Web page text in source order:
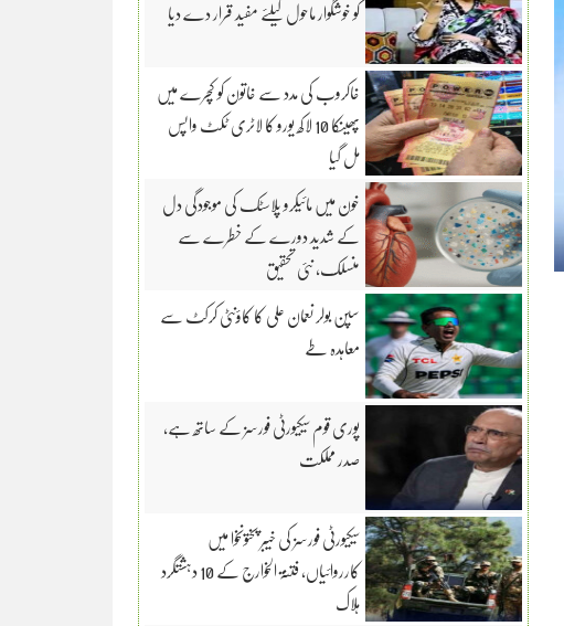
کو خوشگوار ماحول کیلئے مفید قرار دے دیا
خاکروب کی مدد سے خاتون کو کچرے میں
پھینکا 10 لاکھ یورو کا لاٹری ٹکٹ واپس
مل گیا
خون میں مائیکرو پلاسٹک کی موجودگی دل
کے شدید دورے کے خطرے سے
منسلک، نئی تحقیق
سپن بولر نعمان علی کا کاؤنٹی کرکٹ سے
معاہدہ طے
پوری قوم سیکیورٹی فورسز کے ساتھ ہے،
صدر مملکت
سیکیورٹی فورسز کی خیبر پختونخوا میں
کارروائیاں، فتنۃ الخوارج کے 10 دہشتگرد
ہلاک